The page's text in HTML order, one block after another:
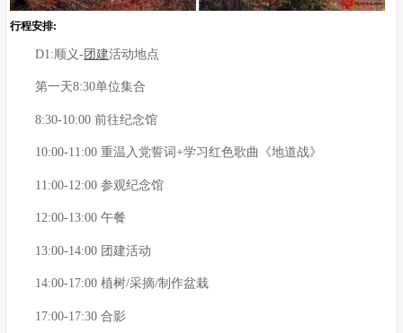
行程安排:
D1:顺义-团建活动地点
第一天8:30单位集合
8:30-10:00 前往纪念馆
10:00-11:00 重温入党誓词+学习红色歌曲《地道战》
11:00-12:00 参观纪念馆
12:00-13:00 午餐
13:00-14:00 团建活动
14:00-17:00 植树/采摘/制作盆栽
17:00-17:30 合影